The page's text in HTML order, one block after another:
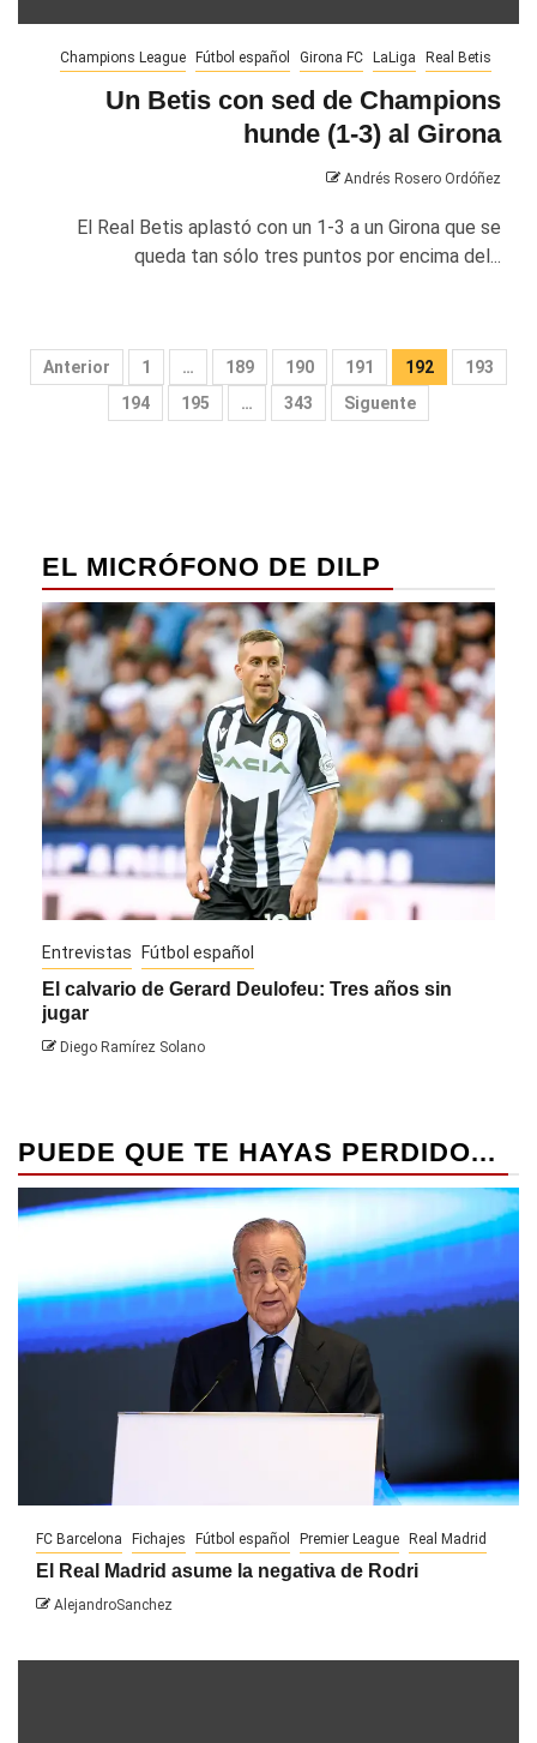
Champions League Fútbol español Girona FC LaLiga Real Betis
Un Betis con sed de Champions
hunde (1-3) al Girona
Andrés Rosero Ordóñez
El Real Betis aplastó con un 1-3 a un Girona que se
queda tan sólo tres puntos por encima del...
Paginación
Anterior 1 … 189 190 191 192
193
194
195 … 343 Siguente
EL MICRÓFONO DE DILP
Entrevistas Fútbol español
El calvario de Gerard Deulofeu: Tres años sin
jugar
Diego Ramírez Solano
PUEDE QUE TE HAYAS PERDIDO...
FC Barcelona Fichajes Fútbol español Premier League Real Madrid
El Real Madrid asume la negativa de Rodri
AlejandroSanchez